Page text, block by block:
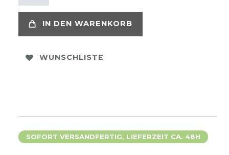
IN DEN WARENKORB
WUNSCHLISTE
SOFORT VERSANDFERTIG, LIEFERZEIT CA. 48H